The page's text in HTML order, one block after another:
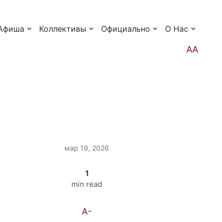
Коллективы Официально О Нас
АА
мар 19, 2026
1
min read
A-